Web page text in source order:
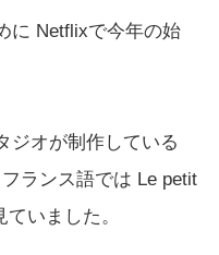
に Netflixで今年の始
ジオが制作している
ランス語では Le petit
いました。